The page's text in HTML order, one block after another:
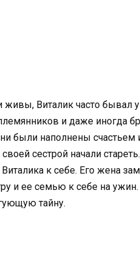
Виталик часто бывал
и даже иногда
были наполнены
сестрой начали
к себе. Его жена
и ее семью к себе на
тайну.